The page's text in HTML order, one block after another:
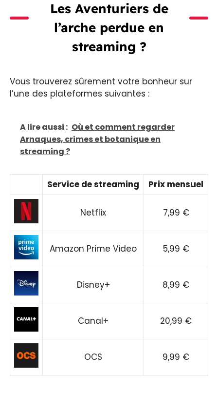
Les Aventuriers de
l’arche perdue en
streaming ?
Vous trouverez sûrement votre bonheur sur
l’une des plateformes suivantes :
A lire aussi : Où et comment regarder
Arnaques, crimes et botanique en
streaming ?
Service de streaming Prix mensuel
Netflix 7,99 €
Amazon Prime Video 5,99 €
Disney+ 8,99 €
Canal+ 20,99 €
OCS 9,99 €